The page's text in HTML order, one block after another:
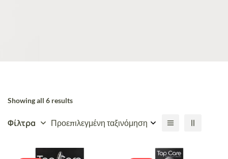
Showing all 6 results
Φίλτρα Προεπιλεγμένη ταξινόμηση